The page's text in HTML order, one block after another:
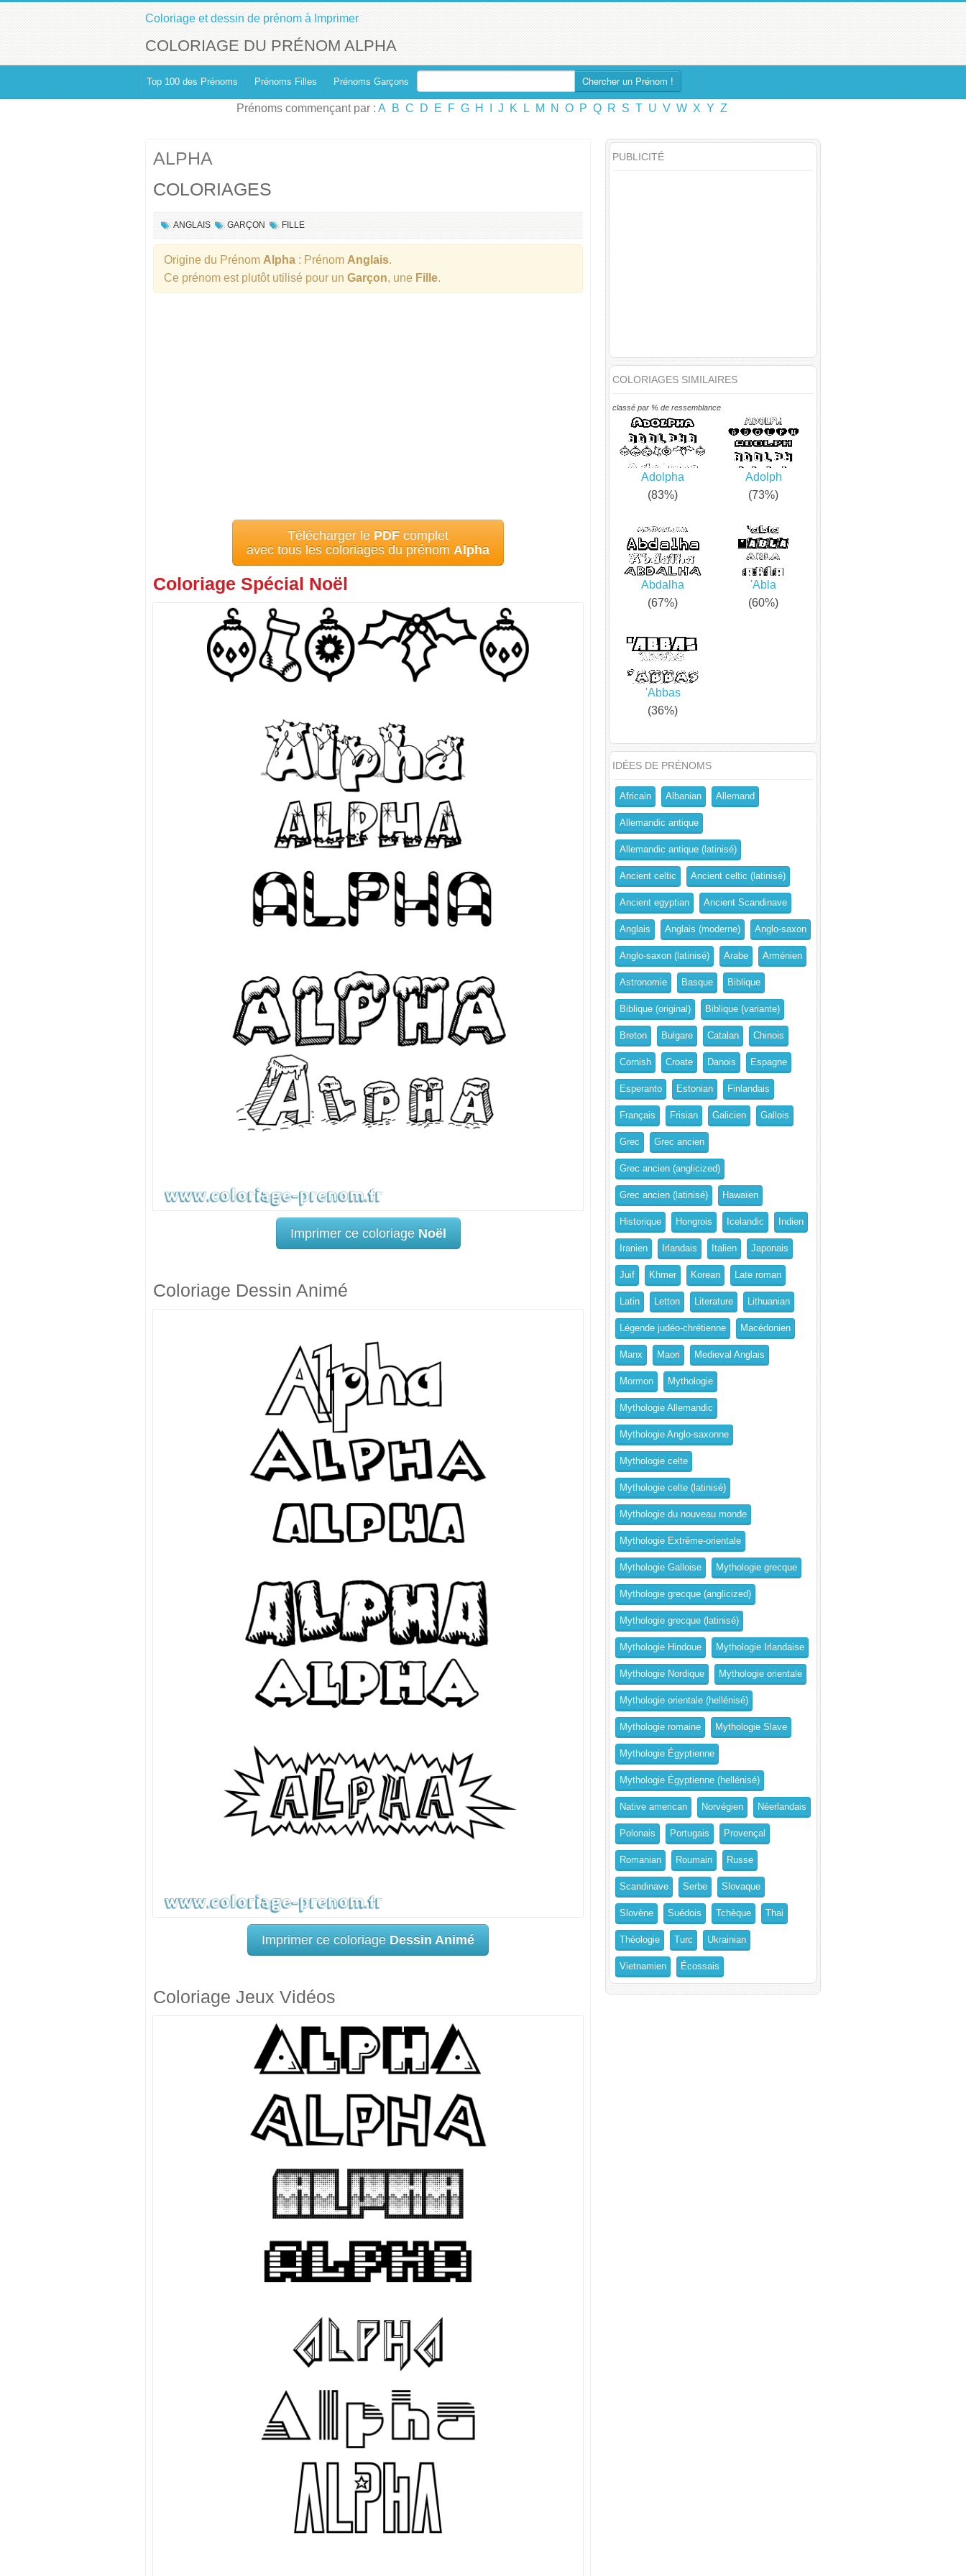
Coloriage et dessin de prénom à Imprimer
COLORIAGE DU PRÉNOM ALPHA
Top 100 des Prénoms Prénoms Filles Prénoms Garçons Chercher un Prénom !
Prénoms commençant par : A B C D E F G H J K L M N O P Q R S T U V W X Y Z
ALPHA
COLORIAGES
ANGLAIS GARÇON FILLE
Origine du Prénom Alpha : Prénom Anglais.
Ce prénom est plutôt utilisé pour un Garçon, une Fille.
Télécharger le PDF complet
avec tous les coloriages du prénom Alpha
Coloriage Spécial Noël
Imprimer ce coloriage Noël
Coloriage Dessin Animé
Imprimer ce coloriage Dessin Animé
Coloriage Jeux Vidéos
PUBLICITÉ
COLORIAGES SIMILAIRES
classé par % de ressemblance
Adolpha
(83%)
Adolph
(73%)
Abdalha
(67%)
'Abla
(60%)
'Abbas
(36%)
IDÉES DE PRÉNOMS
Africain Albanian Allemand
Allemandic antique
Allemandic antique (latinisé)
Ancient celtic Ancient celtic (latinisé)
Ancient egyptian Ancient Scandinave
Anglais Anglais (moderne) Anglo-saxon
Anglo-saxon (latinisé) Arabe Arménien
Astronomie Basque Biblique
Biblique (original) Biblique (variante)
Breton Bulgare Catalan Chinois
Cornish Croate Danois Espagne
Esperanto Estonian Finlandais
Français Frisian Galicien Gallois
Grec Grec ancien
Grec ancien (anglicized)
Grec ancien (latinisé) Hawaïen
Historique Hongrois Icelandic Indien
Iranien Irlandais Italien Japonais
Juif Khmer Korean Late roman
Latin Letton Literature Lithuanian
Légende judéo-chrétienne Macédonien
Manx Maori Medieval Anglais
Mormon Mythologie
Mythologie Allemandic
Mythologie Anglo-saxonne
Mythologie celte
Mythologie celte (latinisé)
Mythologie du nouveau monde
Mythologie Extrême-orientale
Mythologie Galloise Mythologie grecque
Mythologie grecque (anglicized)
Mythologie grecque (latinisé)
Mythologie Hindoue Mythologie Irlandaise
Mythologie Nordique Mythologie orientale
Mythologie orientale (hellénisé)
Mythologie romaine Mythologie Slave
Mythologie Égyptienne
Mythologie Égyptienne (hellénisé)
Native american Norvégien Néerlandais
Polonais Portugais Provençal
Romanian Roumain Russe
Scandinave Serbe Slovaque
Slovène Suédois Tchèque Thai
Théologie Turc Ukrainian
Vietnamien Écossais